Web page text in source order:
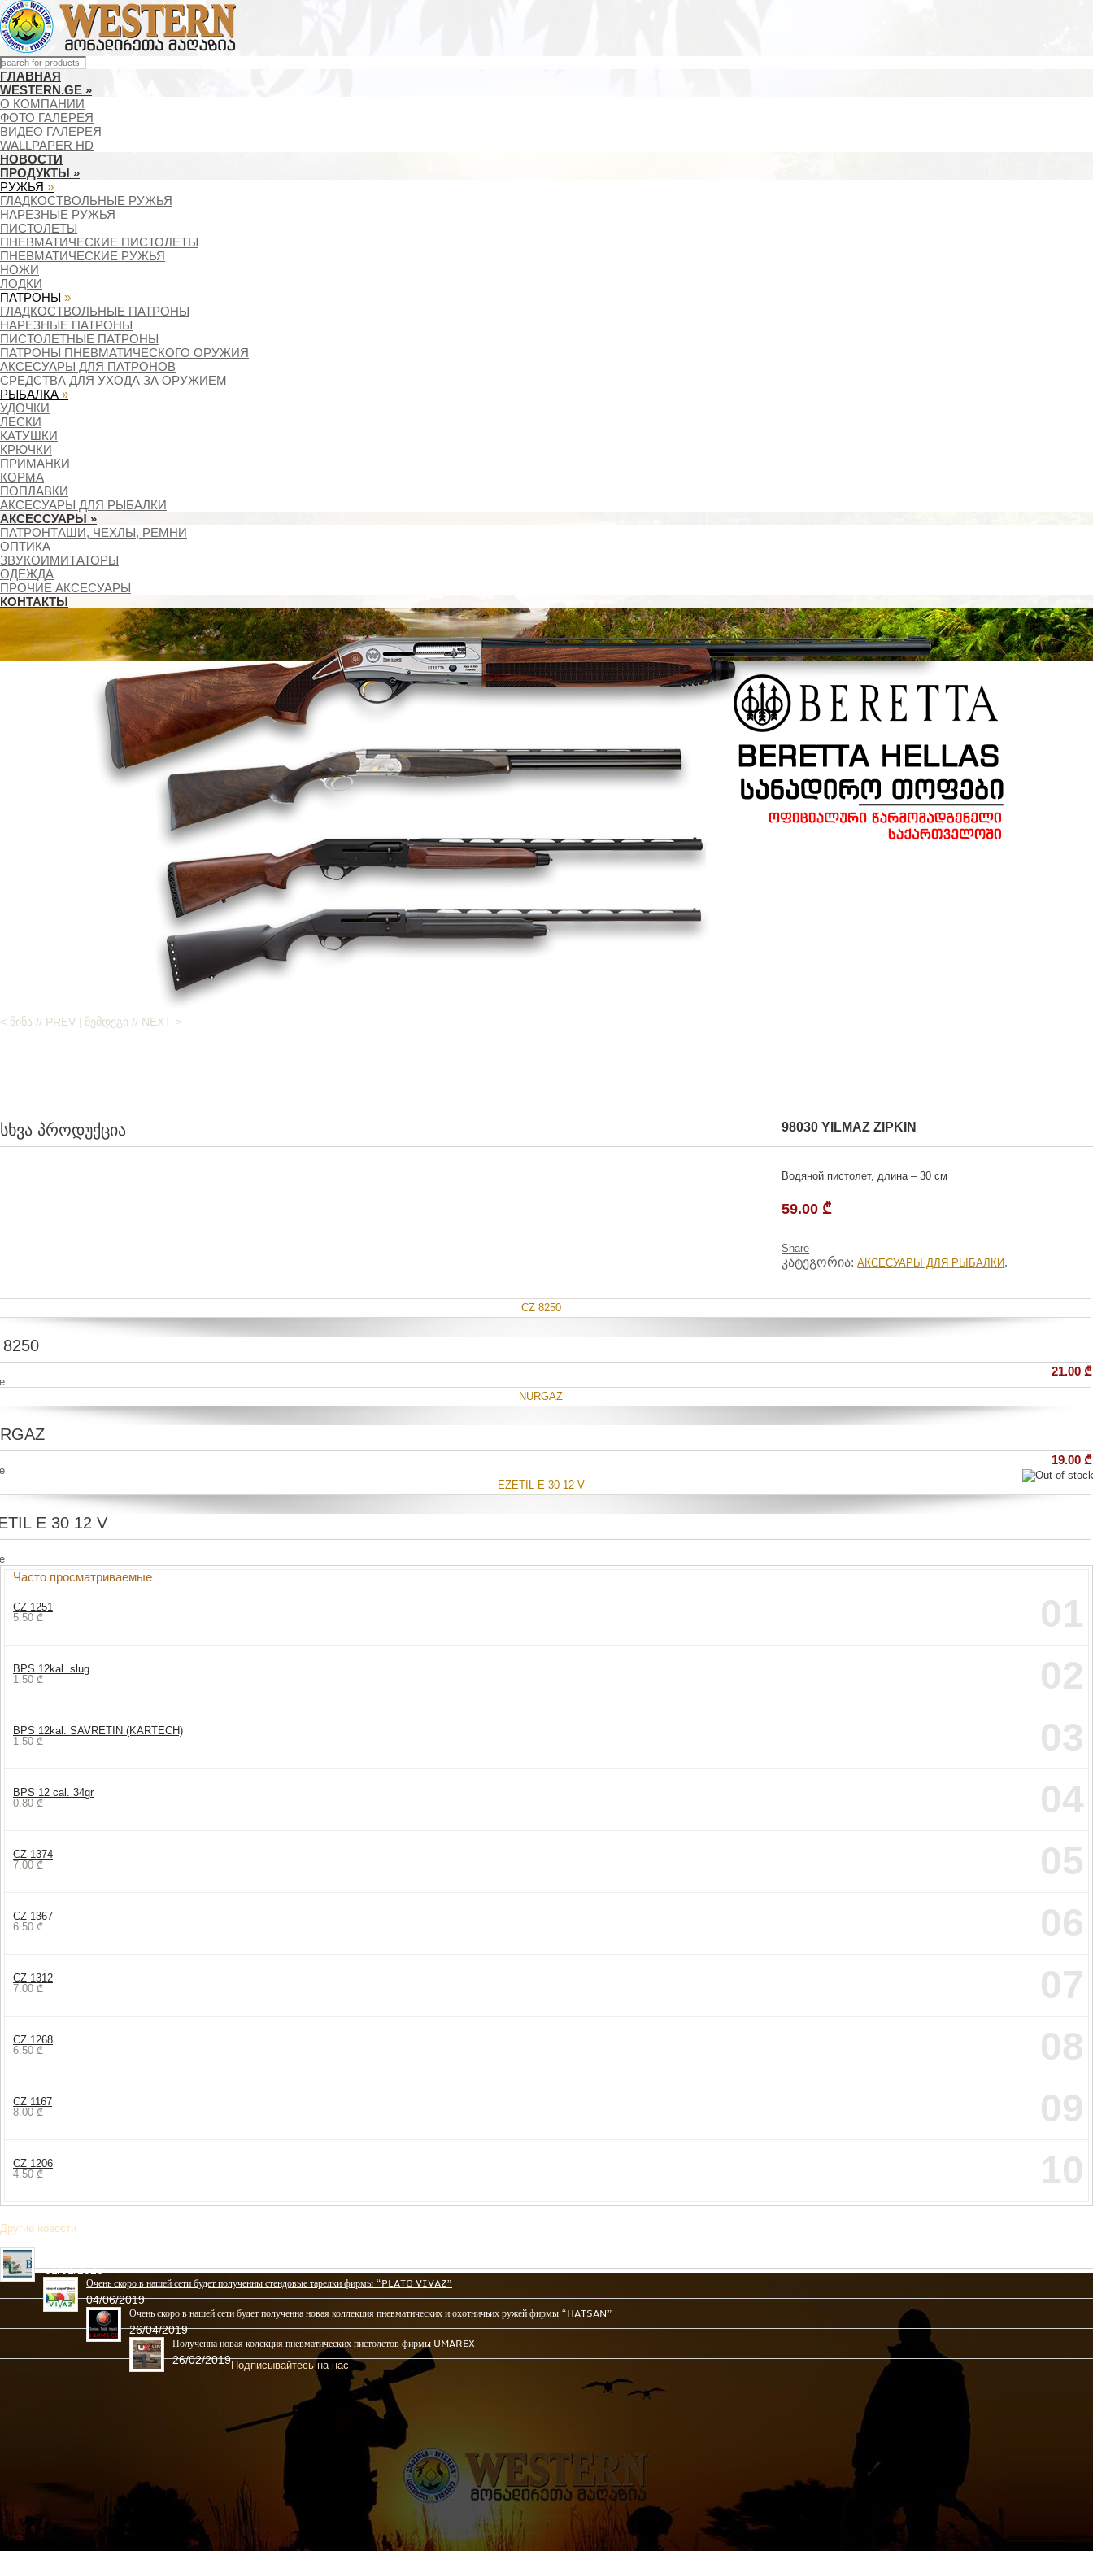
ГЛАВНАЯ
WESTERN.GE »
О КОМПАНИИ
ФОТО ГАЛЕРЕЯ
ВИДЕО ГАЛЕРЕЯ
WALLPAPER HD
НОВОСТИ
ПРОДУКТЫ »
РУЖЬЯ »
ГЛАДКОСТВОЛЬНЫЕ РУЖЬЯ
НАРЕЗНЫЕ РУЖЬЯ
ПИСТОЛЕТЫ
ПНЕВМАТИЧЕСКИЕ ПИСТОЛЕТЫ
ПНЕВМАТИЧЕСКИЕ РУЖЬЯ
НОЖИ
ЛОДКИ
ПАТРОНЫ »
ГЛАДКОСТВОЛЬНЫЕ ПАТРОНЫ
НАРЕЗНЫЕ ПАТРОНЫ
ПИСТОЛЕТНЫЕ ПАТРОНЫ
ПАТРОНЫ ПНЕВМАТИЧЕСКОГО ОРУЖИЯ
АКСЕСУАРЫ ДЛЯ ПАТРОНОВ
СРЕДСТВА ДЛЯ УХОДА ЗА ОРУЖИЕМ
РЫБАЛКА »
УДОЧКИ
ЛЕСКИ
КАТУШКИ
КРЮЧКИ
ПРИМАНКИ
КОРМА
ПОПЛАВКИ
АКСЕСУАРЫ ДЛЯ РЫБАЛКИ
АКСЕССУАРЫ »
ПАТРОНТАШИ, ЧЕХЛЫ, РЕМНИ
ОПТИКА
ЗВУКОИМИТАТОРЫ
ОДЕЖДА
ПРОЧИЕ АКСЕСУАРЫ
КОНТАКТЫ
< ᲬᲘᲜᲐ // PREV ᲨᲔᲛᲓᲔᲒᲘ // NEXT >
98030 YILMAZ ZIPKIN
Водяной пистолет, длина – 30 см
59.00 ₾
Share
კატეგორია:АКСЕСУАРЫ ДЛЯ РЫБАЛКИ.
სხვა პროდუქცია
21.00 ₾
19.00 ₾
E 30 12 V
Часто просматриваемые
CZ 1251
5.50 ₾ 01
BPS 12kal. slug
1.50 ₾ 02
BPS 12kal. SAVRETIN (KARTECH)
1.50 ₾ 03
BPS 12 cal. 34gr
0.80 ₾ 04
CZ 1374
7.00 ₾ 05
CZ 1367
6.50 ₾ 06
CZ 1312
7.00 ₾ 07
CZ 1268
6.50 ₾ 08
CZ 1167
8.00 ₾ 09
CZ 1206
4.50 ₾ 10
Другие новости
01/01/2020
Очень скоро в нашей сети будет полученны стендовые тарелки фирмы “PLATO VIVAZ”
04/06/2019
Очень скоро в нашей сети будет полученна новая коллекция пневматических и охотничьих ружей фирмы “HATSAN”
26/04/2019
Полученна новая колекция пневматических пистолетов фирмы UMAREX
26/02/2019Подписывайтесь на нас